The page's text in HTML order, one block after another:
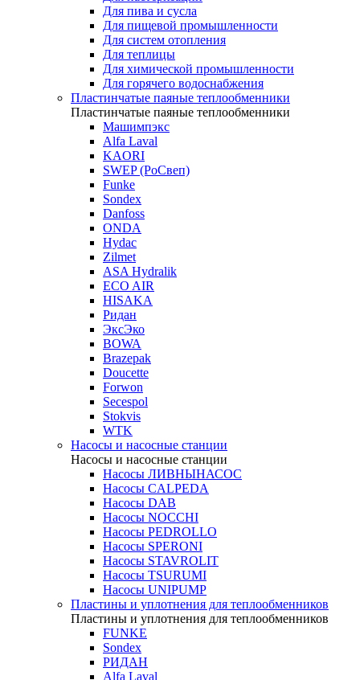
Для пива и сусла
Для пищевой промышленности
Для систем отопления
Для теплицы
Для химической промышленности
Для горячего водоснабжения
Пластинчатые паяные теплообменники
Пластинчатые паяные теплообменники
Машимпэкс
Alfa Laval
KAORI
SWEP (РоСвеп)
Funke
Sondex
Danfoss
ONDA
Hydac
Zilmet
ASA Hydralik
ECO AIR
HISAKA
Ридан
ЭксЭко
BOWA
Brazepak
Doucette
Forwon
Secespol
Stokvis
WTK
Насосы и насосные станции
Насосы и насосные станции
Насосы ЛИВНЫНАСОС
Насосы CALPEDA
Насосы DAB
Насосы NOCCHI
Насосы PEDROLLO
Насосы SPERONI
Насосы STAVROLIT
Насосы TSURUMI
Насосы UNIPUMP
Пластины и уплотнения для теплообменников
Пластины и уплотнения для теплообменников
FUNKE
Sondex
РИДАН
Alfa Laval